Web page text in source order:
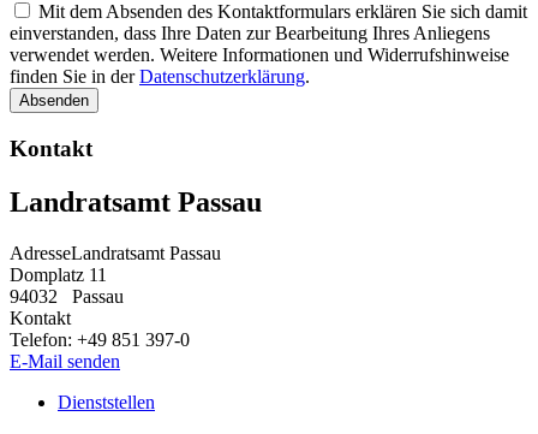
Mit dem Absenden des Kontaktformulars erklären Sie sich damit
einverstanden, dass Ihre Daten zur Bearbeitung Ihres Anliegens
verwendet werden. Weitere Informationen und Widerrufshinweise
finden Sie in derDatenschutzerklärung.
Absenden
Kontakt
Landratsamt Passau
AdresseLandratsamt Passau
Domplatz 11
94032
Passau
Kontakt
Telefon: +49 851 397-0
E-Mail senden
Dienststellen